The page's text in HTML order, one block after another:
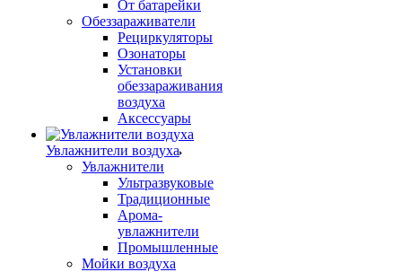
От батарейки
Обеззараживатели
Рециркуляторы
Озонаторы
Установки
обеззараживания
воздуха
Аксессуары
Увлажнители воздуха
Увлажнители
Ультразвуковые
Традиционные
Арома-
увлажнители
Промышленные
Мойки воздуха